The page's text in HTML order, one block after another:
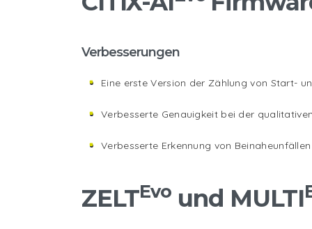
Verbesserungen
Eine erste Version der Zählung von Start-
Verbesserte Genauigkeit bei der
Verbesserte Erkennung von
ZELTEvo und MULTI